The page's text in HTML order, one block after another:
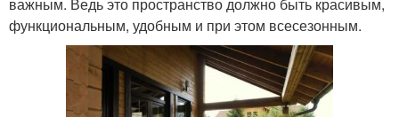
функциональным, удобным и при этом всесезонным.